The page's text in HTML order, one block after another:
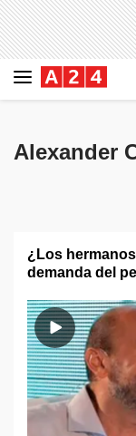
Alexander
¿Los
demanda del